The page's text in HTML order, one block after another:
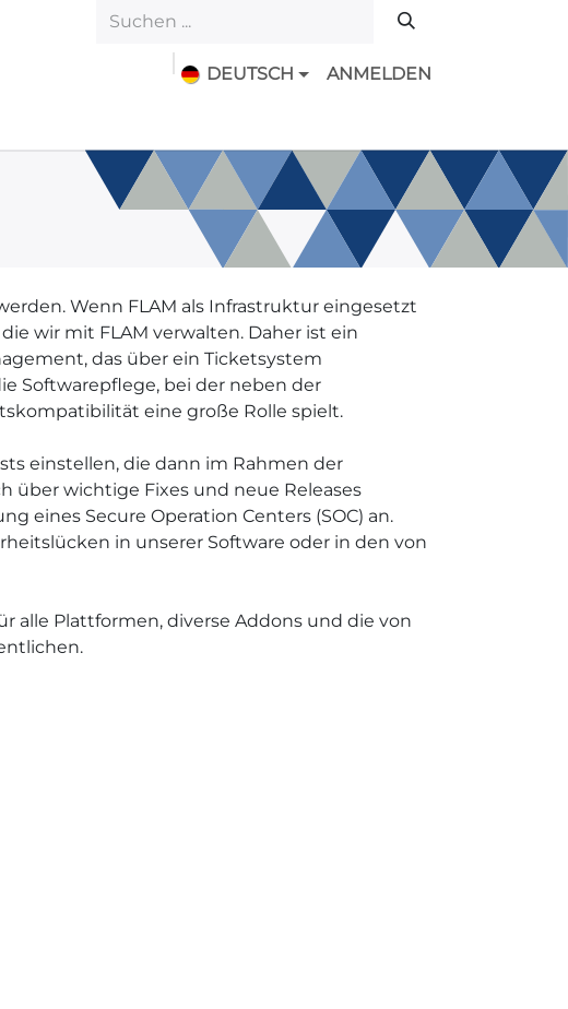
DEUTSCH ANMELDEN
Wenn FLAM als Infrastruktur eingesetzt
wir mit FLAM verwalten. Daher ist ein
das über ein Ticketsystem
Softwarepflege, bei der neben der
eine große Rolle spielt.
einstellen, die dann im Rahmen der
über wichtige Fixes und neue Releases
eines Secure Operation Centers (SOC) an.
in unserer Software oder in den von
alle Plattformen, diverse Addons und die von